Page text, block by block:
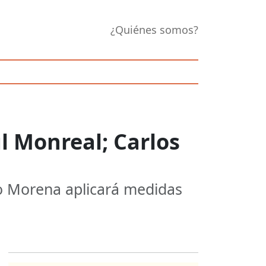
¿Quiénes somos?
Monreal; Carlos
Morena aplicará medidas